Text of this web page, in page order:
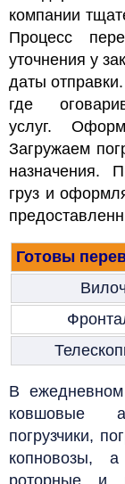
компании
Процесс
уточнения у
даты
где
услуг.
Загружаем
назначения.
груз и
Готовы
В
ковшовые
погрузчики,
копновозы,
роторные и